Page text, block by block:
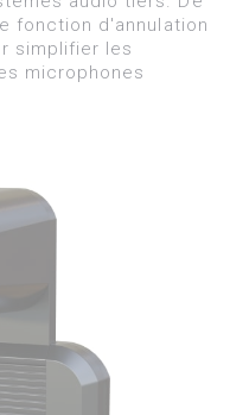
fonction d'annulation
simplifier les
microphones